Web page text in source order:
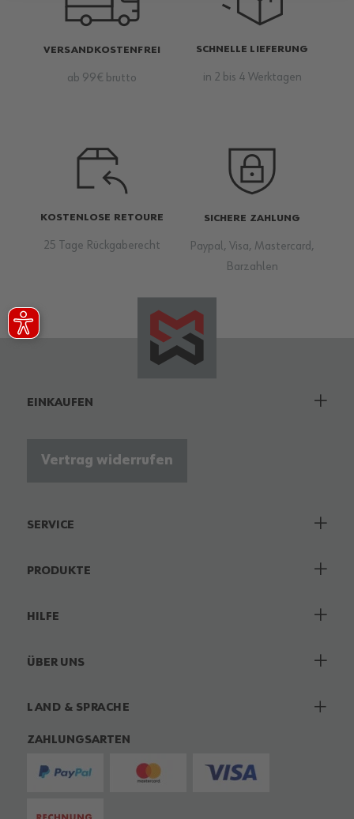
VERSANDKOSTENFREI
ab 99€ brutto
SCHNELLE LIEFERUNG
in 2 bis 4 Werktagen
KOSTENLOSE RETOURE
25 Tage Rückgaberecht
SICHERE ZAHLUNG
Paypal, Visa, Mastercard,
Barzahlen
EINKAUFEN
Vertrag widerrufen
SERVICE
PRODUKTE
HILFE
ÜBER UNS
LAND & SPRACHE
ZAHLUNGSARTEN